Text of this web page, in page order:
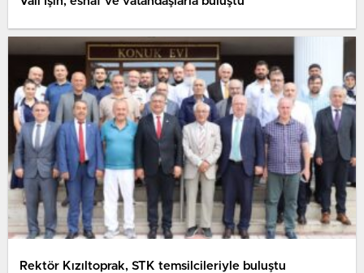
Rektör Kızıltoprak, STK temsilcileriyle buluştu